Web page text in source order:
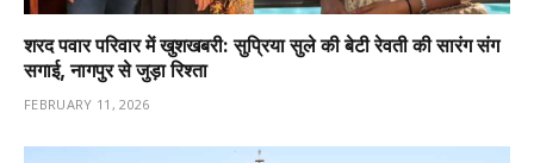
शरद पवार परिवार में खुशखबरी: सुप्रिया सुले की बेटी रेवती की सारंग संग
सगाई, नागपुर से जुड़ा रिश्ता
FEBRUARY 11, 2026